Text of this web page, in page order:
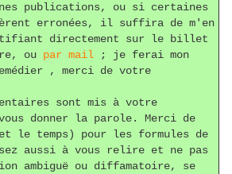
publications, ou si certaines
erronées, il suffira de m'en
directement sur le billet
ou par mail ; je ferai mon
, merci de votre
sont mis à votre
donner la parole. Merci de
le temps) pour les formules de
aussi à vous relire et ne pas
ambiguë ou diffamatoire, se